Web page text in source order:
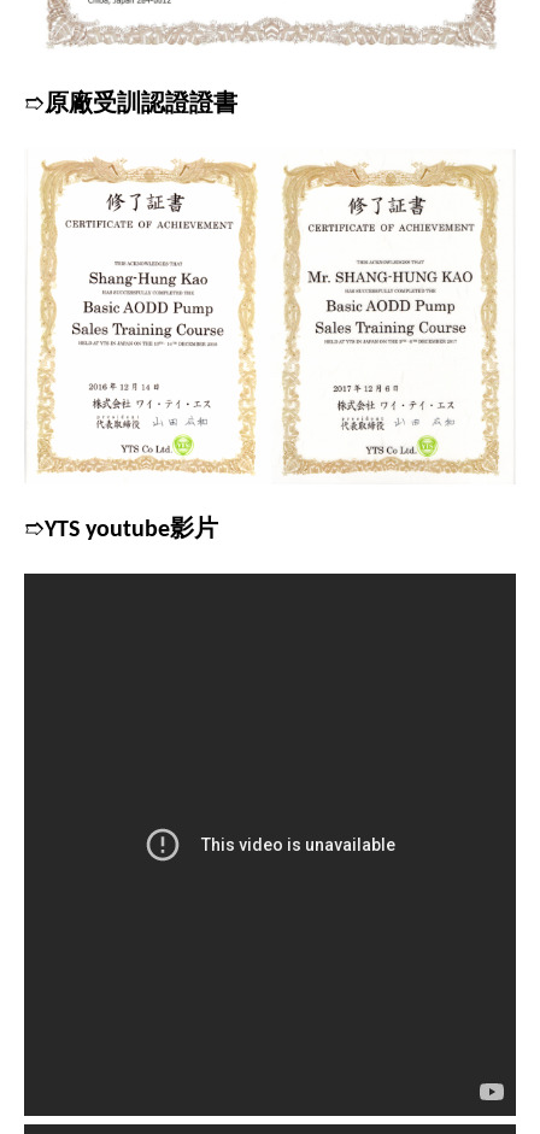
➱原廠受訓認證證書
➱YTS youtube影片